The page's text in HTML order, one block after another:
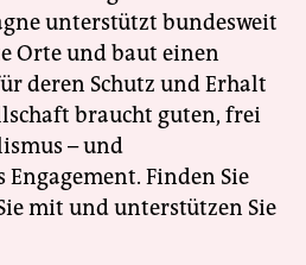
unterstützt bundesweit
Orte und baut einen
deren Schutz und Erhalt
braucht guten, frei
– und
Finden Sie
mit und unterstützen Sie